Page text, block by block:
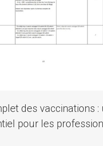
des vaccinations :
pour les